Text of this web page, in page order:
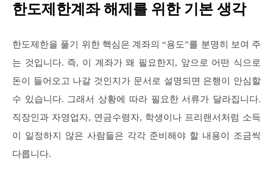
한도제한계좌 해제를 위한 기본 생각
한도제한을 풀기 위한 핵심은 계좌의 “용도”를 분명히 보여 주
는 것입니다. 즉, 이 계좌가 왜 필요한지, 앞으로 어떤 식으로
돈이 들어오고 나갈 것인지가 문서로 설명되면 은행이 안심할
수 있습니다. 그래서 상황에 따라 필요한 서류가 달라집니다.
직장인과 자영업자, 연금수령자, 학생이나 프리랜서처럼 소득
이 일정하지 않은 사람들은 각각 준비해야 할 내용이 조금씩
다릅니다.